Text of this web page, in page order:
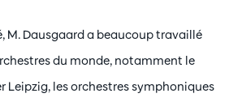
M. Dausgaard a beaucoup travaillé
du monde, notamment le
Leipzig, les orchestres symphoniques